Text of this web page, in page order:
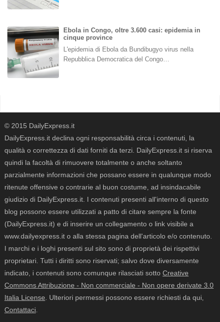
Ebola in Congo, oltre 3.600 casi: epidemia in
cinque province
L'epidemia di Ebola da Bundibugyo virus nella
Repubblica Democratica del Congo…
© 2015 DailyExpress.it
DailyExpress.it declina ogni responsabilità circa i contenuti, la
qualità o correttezza di dati forniti da terzi. DailyExpress.it si riserva
quindi la facoltà di rimuovere totalmente o anche soltanto
parzialmente informazioni che possano essere in qualunque modo
ritenute offensive o contrarie al buon costume, ad insindacabile
giudizio di DailyExpress.it. I contenuti presenti all'interno di questo
blog possono essere utilizzati a patto di citare sempre la fonte
(DailyExpress.it) e di inserire un collegamento o link visibile a
www.dailyexpress.it o alla stessa pagina dell'articolo e/o contenuto.
I marchi e i loghi presenti sul sito sono di proprietà dei rispettivi
proprietari. Tutti i diritti sono riservati; salvo dove diversamente
indicato, i contenuti sono comunque rilasciati sotto Creative
Commons Attribuzione - Non commerciale - Non opere derivate 3.0
Italia License . Ulteriori permessi possono essere richiesti da qui,
Contattaci